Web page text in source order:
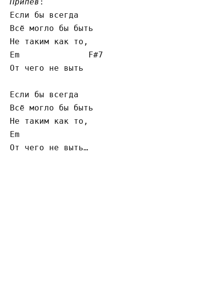
Если бы всегда
Всё могло бы быть
Не таким как то,
Em              F#7
От чего не выть
Если бы всегда
Всё могло бы быть
Не таким как то,
Em
От чего не выть…